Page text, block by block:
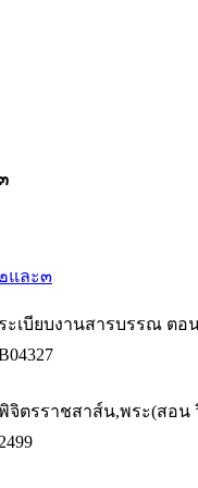
และ๓
ระเบียบงานสารบรรณ ตอ
จิตรราชสาส์น,พระ(สอน